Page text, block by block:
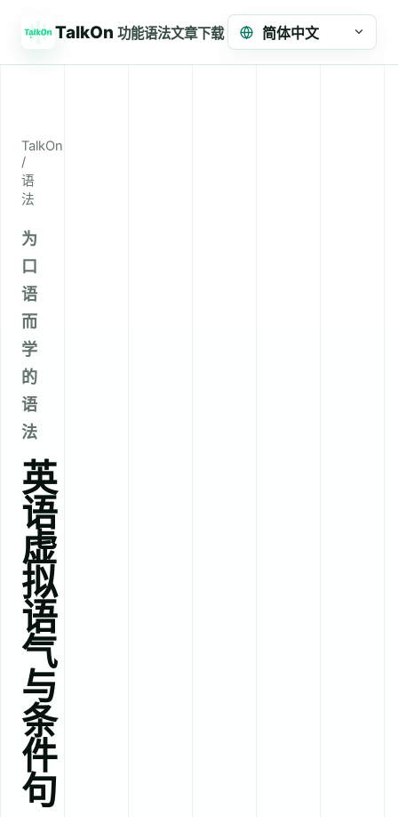
TalkOn 功能语法文章下载 简体中文
TalkOn
/
语
法
为
口
语
而
学
的
语
法
英
语
虚
拟
语
气
与
条
件
句